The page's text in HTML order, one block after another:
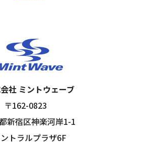
社 ミントウェーブ
〒162-0823
新宿区神楽河岸1-1
トラルプラザ6F